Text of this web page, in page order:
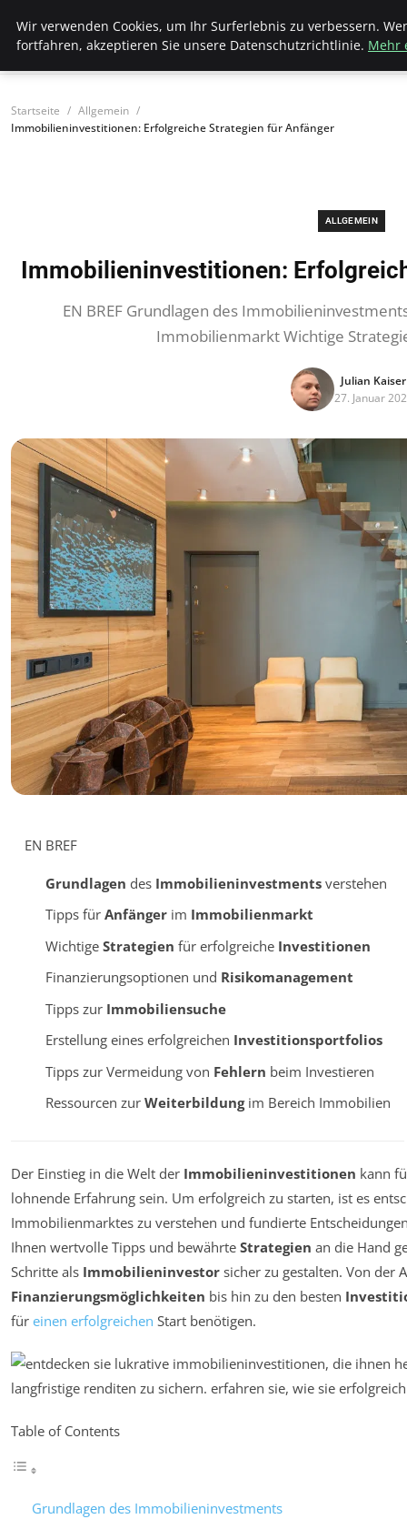
Bistro Grammophon
Startseite
Allgemein
Immobilieninvestitionen: Erfolgreiche Strategien für Anfänger
ALLGEMEIN
Immobilieninvestitionen:
EN BREF Grundlagen des
Immobilienmarkt Wichtige
Julian Kaiser
27. Januar
EN BREF
Grundlagen des Immobilieninvestmentsverstehen
Tipps für Anfängerim Immobilienmarkt
Wichtige Strategien für erfolgreiche Investitionen
Finanzierungsoptionen und Risikomanagement
Tipps zur Immobiliensuche
Erstellung eines erfolgreichen Investitionsportfolios
Tipps zur Vermeidung von Fehlern beim Investieren
Ressourcen zur Weiterbildungim Bereich Immobilien
Der Einstieg in die Welt der Immobilieninvestitionen kann
lohnende Erfahrung sein. Um erfolgreich zu starten, ist es
Immobilienmarktes zu verstehen und fundierte
Ihnen wertvolle Tipps und bewährte Strategien an die Hand
Schritte als Immobilieninvestor sicher zu gestalten. Von der
Finanzierungsmöglichkeiten bis hin zu den besten
für einen erfolgreichen Start benötigen.
Table of Contents
Grundlagen des Immobilieninvestments
Wir verwenden Cookies, um Ihr Surferlebnis zu verbessern.
fortfahren, akzeptieren Sie unsere Datenschutzrichtlinie. Mehr